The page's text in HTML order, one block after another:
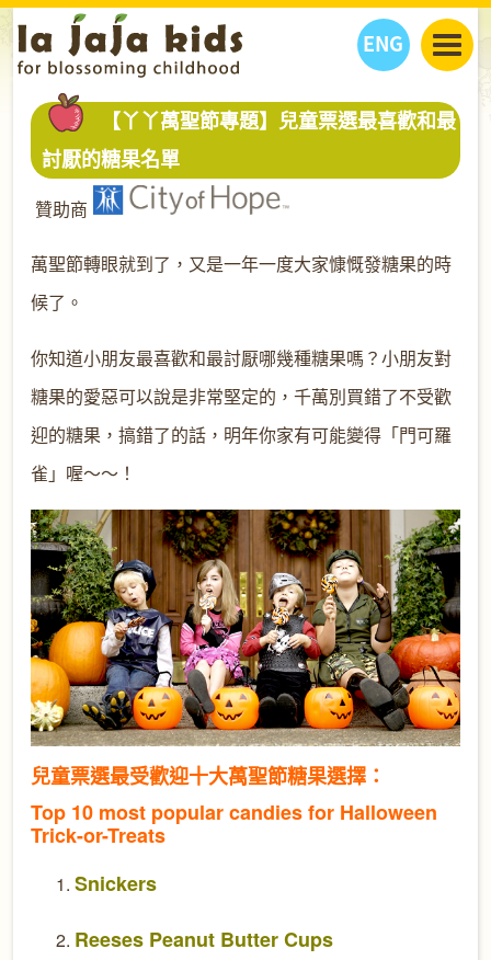
ENG
丫丫看天下
教學活動
丫丫活動
丫丫之選
健康生活館
關於我們
我們的故事
丫丫夥伴 + 友情連接
購物
【丫丫萬聖節專題】兒童票選最喜歡和最
討厭的糖果名單
贊助商
萬聖節轉眼就到了，又是一年一度大家慷慨發糖果的時
候了。
你知道小朋友最喜歡和最討厭哪幾種糖果嗎？小朋友對
糖果的愛惡可以說是非常堅定的，千萬別買錯了不受歡
迎的糖果，搞錯了的話，明年你家有可能變得「門可羅
雀」喔～～！
兒童票選最受歡迎十大萬聖節糖果選擇：
Top 10 most popular candies for Halloween
Trick-or-Treats
Snickers
Reeses Peanut Butter Cups